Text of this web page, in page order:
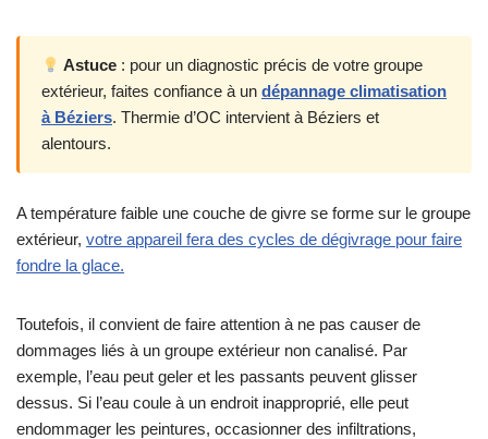
Astuce : pour un diagnostic précis de votre groupe
extérieur, faites confiance à un dépannage climatisation
à Béziers. Thermie d’OC intervient à Béziers et
alentours.
A température faible une couche de givre se forme sur le groupe
extérieur, votre appareil fera des cycles de dégivrage pour faire
fondre la glace.
Toutefois, il convient de faire attention à ne pas causer de
dommages liés à un groupe extérieur non canalisé. Par
exemple, l’eau peut geler et les passants peuvent glisser
dessus. Si l’eau coule à un endroit inapproprié, elle peut
endommager les peintures, occasionner des infiltrations,